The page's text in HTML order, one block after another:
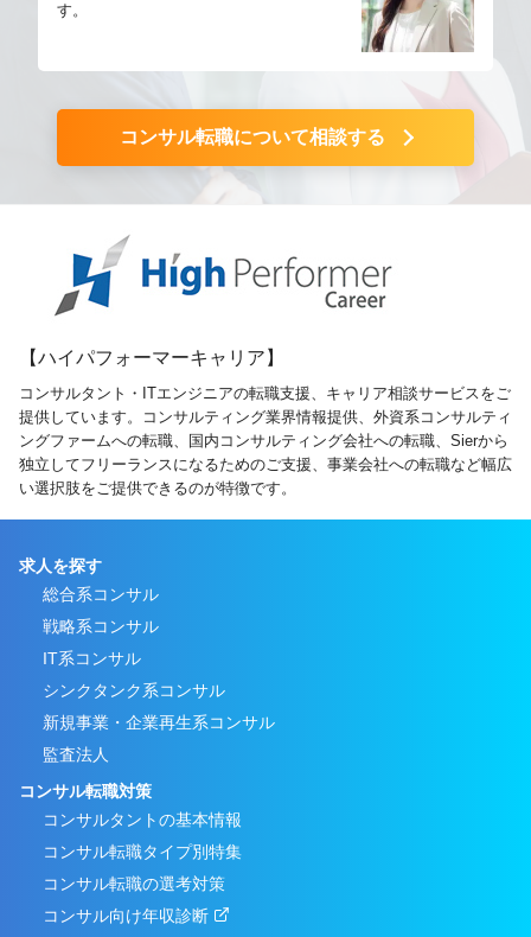
コンサル転職について相談する
す。
【ハイパフォーマーキャリア】
コンサルタント・ITエンジニアの転職支援、キャリア相談サービスをご
提供しています。コンサルティング業界情報提供、外資系コンサルティ
ングファームへの転職、国内コンサルティング会社への転職、Sierから
独立してフリーランスになるためのご支援、事業会社への転職など幅広
い選択肢をご提供できるのが特徴です。
求人を探す
総合系コンサル
戦略系コンサル
IT系コンサル
シンクタンク系コンサル
新規事業・企業再生系コンサル
監査法人
コンサル転職対策
コンサルタントの基本情報
コンサル転職タイプ別特集
コンサル転職の選考対策
コンサル向け年収診断